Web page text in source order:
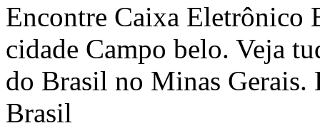
Encontre Caixa Eletrônico
cidade Campo belo. Veja
do Brasil no Minas Gerais.
Brasil